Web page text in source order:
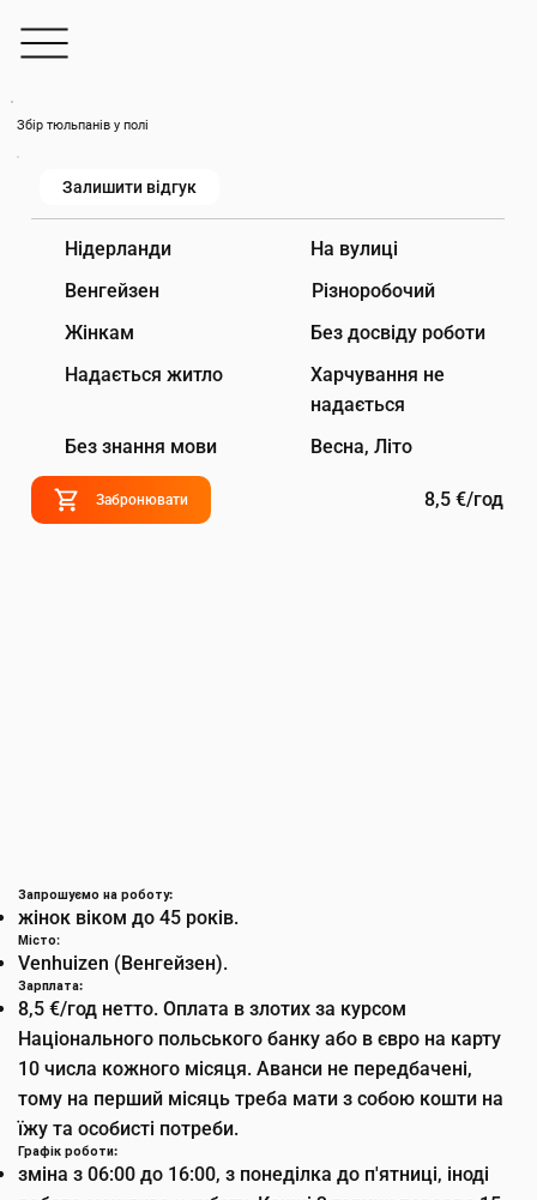
Запрошуємо на роботу:
жінок віком до 45 років.
Місто:
Venhuizen (Венгейзен).
Зарплата:
8,5 €/год нетто. Оплата в злотих за курсом
Національного польського банку або в євро на карту
10 числа кожного місяця. Аванси не передбачені,
тому на перший місяць треба мати з собою кошти на
їжу та особисті потреби.
Графік роботи:
зміна з 06:00 до 16:00, з понеділка до п'ятниці, іноді
Збір тюльпанів у полі
Залишити відгук
Нідерланди
На вулиці
Венгейзен
Різноробочий
Жінкам
Без досвіду роботи
Надається житло
Харчування не
надається
Без знання мови
Весна, Літо
Забронювати 8,5 €/год